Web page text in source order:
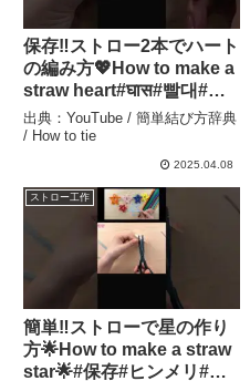
保存‼ストロー2本でハート
の編み方💖How to make a
straw heart#घास#빨대#吸
管#ハート#heart#easy#하
트#工作#作り方#結び方#
ストロー#DIY#shorts – 簡
出典：YouTube / 簡単結び方辞典
/ How to tie
2025.04.08
ストロー工作
簡単‼ストローで星の作り
方🌟How to make a straw
star🌟#保存#ヒンメリ#吸